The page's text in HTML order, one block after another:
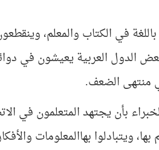
في الكتاب والمعلم،
الدول العربية يعيشون في
منتهى الضعف.
بأن يجتهد المتعلمون في
ويتبادلوا بهاالمعلومات